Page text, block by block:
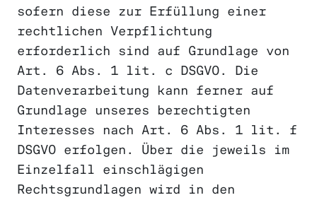
sofern diese zur Erfüllung einer
rechtlichen Verpflichtung
erforderlich sind auf Grundlage von
Art. 6 Abs. 1 lit. c DSGVO. Die
Datenverarbeitung kann ferner auf
Grundlage unseres berechtigten
Interesses nach Art. 6 Abs. 1 lit. f
DSGVO erfolgen. Über die jeweils im
Einzelfall einschlägigen
Rechtsgrundlagen wird in den